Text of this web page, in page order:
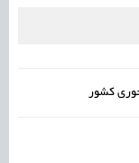
کشور